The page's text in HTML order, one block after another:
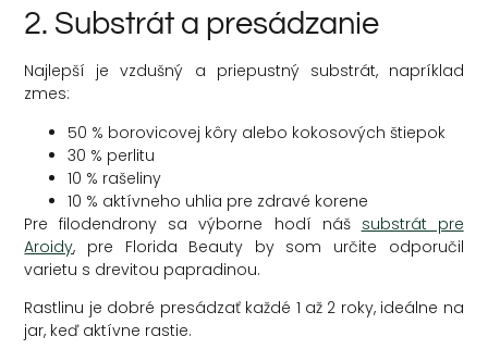
2. Substrát a presádzanie
Najlepší je vzdušný a priepustný substrát, napríklad
zmes:
50 % borovicovej kôry alebo kokosových štiepok
30 % perlitu
10 % rašeliny
10 % aktívneho uhlia pre zdravé korene
Pre filodendrony sa výborne hodí náš substrát pre
Aroidy, pre Florida Beauty by som určite odporučil
varietu s drevitou papradinou.
Rastlinu je dobré presádzať každé 1 až 2 roky, ideálne na
jar, keď aktívne rastie.